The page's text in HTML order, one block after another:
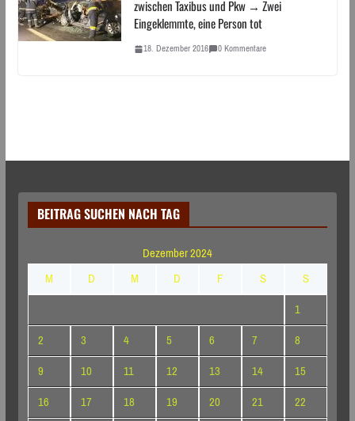
zwischen Taxibus und Pkw → Zwei
Eingeklemmte, eine Person tot
18. Dezember 2016 0 Kommentare
BEITRAG SUCHEN NACH TAG
Dezember 2024
M
D M D F S
S
1
2
3 4 5 6 7
8
9
10 11 12 13 14
15
16
17 18 19 20 21
22